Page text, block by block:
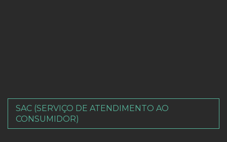
SAC (SERVIÇO DE ATENDIMENTO AO
CONSUMIDOR)